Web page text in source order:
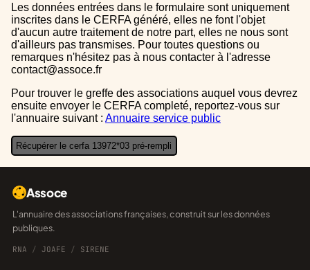
Les données entrées dans le formulaire sont uniquement
inscrites dans le CERFA généré, elles ne font l'objet
d'aucun autre traitement de notre part, elles ne nous sont
d'ailleurs pas transmises. Pour toutes questions ou
remarques n'hésitez pas à nous contacter à l'adresse
contact@assoce.fr
Pour trouver le greffe des associations auquel vous devrez
ensuite envoyer le CERFA completé, reportez-vous sur
l'annuaire suivant : Annuaire service public
Récupérer le cerfa 13972*03 pré-rempli
Assoce
L'annuaire des associations françaises, construit sur les données
publiques.
RNA / JOAFE / SIRENE